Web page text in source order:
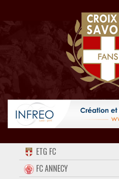
ACCUEIL
FORUM
ETG FC
FC ANNECY